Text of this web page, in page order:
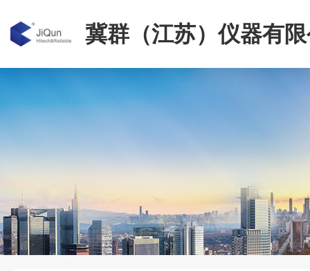
冀群（江苏）仪器有